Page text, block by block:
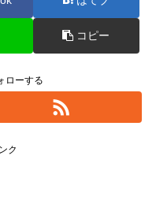
コピー
ローする
ク